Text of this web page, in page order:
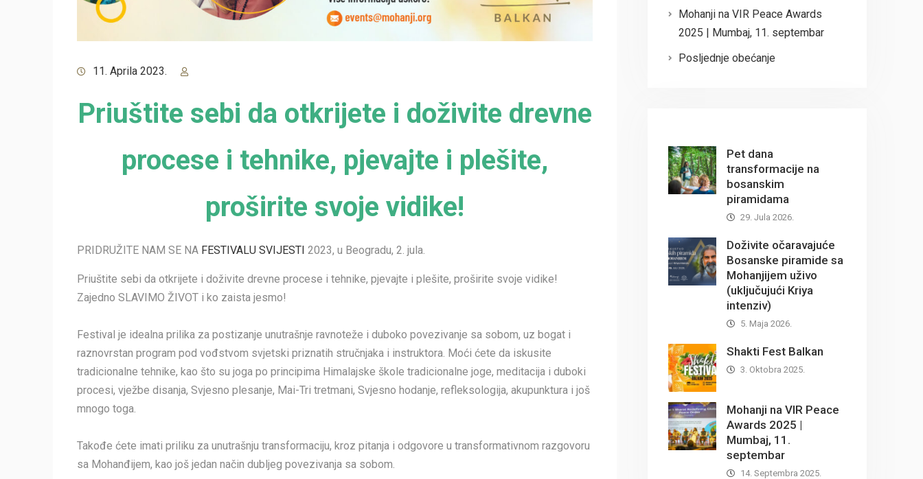
11. Aprila 2023.
Priuštite sebi da otkrijete i doživite drevne
procese i tehnike, pjevajte i plešite,
proširite svoje vidike!
PRIDRUŽITE NAM SE NA FESTIVALU SVIJESTI 2023, u Beogradu, 2. jula.
Priuštite sebi da otkrijete i doživite drevne procese i tehnike, pjevajte i plešite, proširite svoje vidike!
Zajedno SLAVIMO ŽIVOT i ko zaista jesmo!
Festival je idealna prilika za postizanje unutrašnje ravnoteže i duboko povezivanje sa sobom, uz bogat i
raznovrstan program pod vođstvom svjetski priznatih stručnjaka i instruktora. Moći ćete da iskusite
tradicionalne tehnike, kao što su joga po principima Himalajske škole tradicionalne joge, meditacija i duboki
procesi, vježbe disanja, Svjesno plesanje, Mai-Tri tretmani, Svjesno hodanje, refleksologija, akupunktura i još
mnogo toga.
Takođe ćete imati priliku za unutrašnju transformaciju, kroz pitanja i odgovore u transformativnom razgovoru
sa Mohanđijem, kao još jedan način dubljeg povezivanja sa sobom.
Mohanji na VIR Peace Awards
2025 | Mumbaj, 11. septembar
Posljednje obećanje
Pet dana
transformacije na
bosanskim
piramidama
29. Jula 2026.
Doživite očaravajuće
Bosanske piramide sa
Mohanjijem uživo
(uključujući Kriya
intenziv)
5. Maja 2026.
Shakti Fest Balkan
3. Oktobra 2025.
Mohanji na VIR Peace
Awards 2025 |
Mumbaj, 11.
septembar
14. Septembra 2025.